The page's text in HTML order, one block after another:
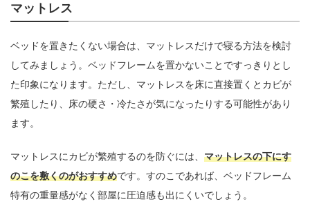
マットレス
ベッドを置きたくない場合は、マットレスだけで寝る方法を検討
してみましょう。ベッドフレームを置かないことですっきりとし
た印象になります。ただし、マットレスを床に直接置くとカビが
繁殖したり、床の硬さ・冷たさが気になったりする可能性があり
ます。
マットレスにカビが繁殖するのを防ぐには、 マットレスの下にす
のこを敷くのがおすすめです。すのこであれば、ベッドフレーム
特有の重量感がなく部屋に圧迫感も出にくいでしょう。